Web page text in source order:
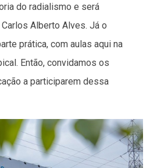
do radialismo e será
Alberto Alves. Já o
prática, com aulas aqui na
Então, convidamos os
a participarem dessa